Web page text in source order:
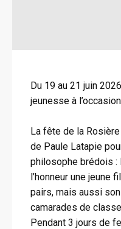
Du 19 au 21 juin
jeunesse à
La fête de la
de Paule Latapie
philosophe brédois :
l’honneur une jeune
pairs, mais aussi
camarades de
Pendant 3 jours de